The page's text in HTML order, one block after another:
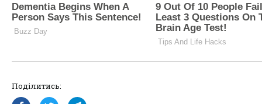
Поділитись: